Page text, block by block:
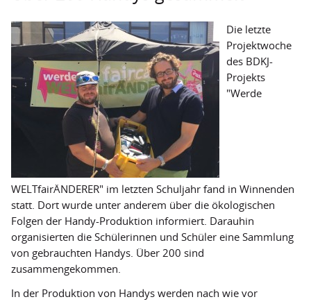
Outlets
Hilfstransporte
Projekte
Projektförderung ausgesetzt
Geförderte Projekte
Weitere Fördermöglichkeiten
Termine
Über uns
Grundverständnis
Mitgliedsverbände
Die letzte
Projektwoche
des BDKJ-
Projekts
"Werde
WELTfairÄNDERER" im letzten Schuljahr fand in Winnenden
statt. Dort wurde unter anderem über die ökologischen
Folgen der Handy-Produktion informiert. Darauhin
organisierten die Schülerinnen und Schüler eine Sammlung
von gebrauchten Handys. Über 200 sind
zusammengekommen.
In der Produktion von Handys werden nach wie vor